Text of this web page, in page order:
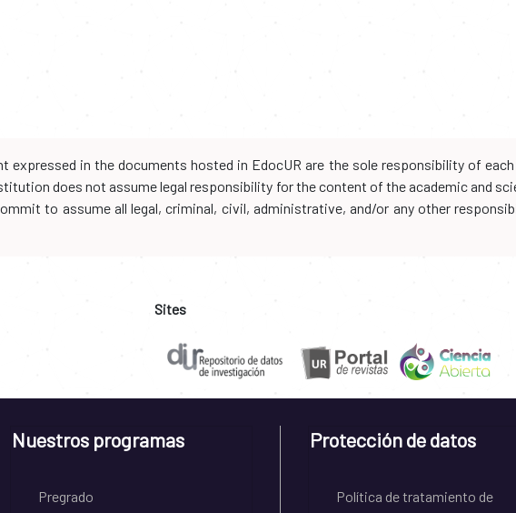
expressed in the documents hosted in EdocUR are the sole responsibility of
does not assume legal responsibility for the content of the academic and
to assume all legal, criminal, civil, administrative, and/or any other
Sites
Nuestros programas
Pregrado
Protección de datos
Política de tratamiento de